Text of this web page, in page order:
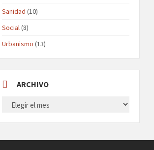
Sanidad (10)
Social(8)
Urbanismo (13)
ARCHIVO